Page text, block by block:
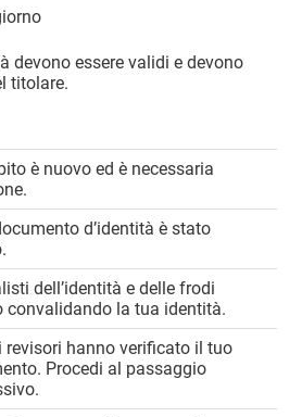
devono essere validi e devono
titolare.
è nuovo ed è necessaria
d’identità è stato
dell’identità e delle frodi
convalidando la tua identità.
revisori hanno verificato il tuo
Procedi al passaggio